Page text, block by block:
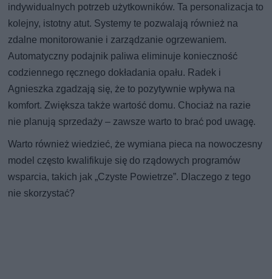
indywidualnych potrzeb użytkowników. Ta personalizacja to
kolejny, istotny atut. Systemy te pozwalają również na
zdalne monitorowanie i zarządzanie ogrzewaniem.
Automatyczny podajnik paliwa eliminuje konieczność
codziennego ręcznego dokładania opału. Radek i
Agnieszka zgadzają się, że to pozytywnie wpływa na
komfort. Zwiększa także wartość domu. Chociaż na razie
nie planują sprzedaży – zawsze warto to brać pod uwagę.
Warto również wiedzieć, że wymiana pieca na nowoczesny
model często kwalifikuje się do rządowych programów
wsparcia, takich jak „Czyste Powietrze”. Dlaczego z tego
nie skorzystać?